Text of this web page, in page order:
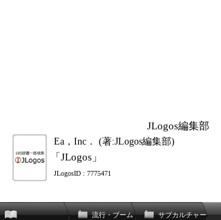
JLogos編集部
Ea，Inc． (著:JLogos編集部)
「JLogos」
JLogosID : 7775471
流行・ブーム サブカルチャー